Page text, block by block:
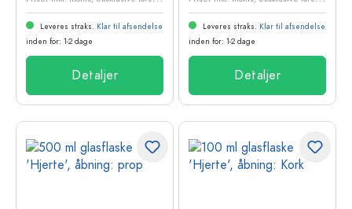
Leveres straks. Klar til afsendelse
inden for: 1-2 dage
Detaljer
Leveres straks. Klar til afsendelse
inden for: 1-2 dage
Detaljer